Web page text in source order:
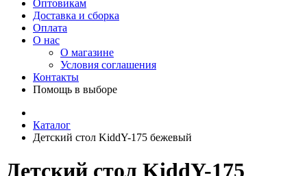
Оптовикам
Доставка и сборка
Оплата
О нас
О магазине
Условия соглашения
Контакты
Помощь в выборе
Каталог
Детский стол KiddY-175 бежевый
Детский стол KiddY-175